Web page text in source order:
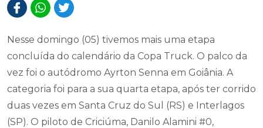
Nesse domingo (05) tivemos mais uma etapa
concluída do calendário da Copa Truck. O palco da
vez foi o autódromo Ayrton Senna em Goiânia. A
categoria foi para a sua quarta etapa, após ter corrido
duas vezes em Santa Cruz do Sul (RS) e Interlagos
(SP). O piloto de Criciúma, Danilo Alamini #0,